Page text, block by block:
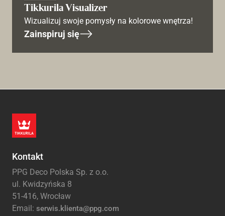
Tikkurila Visualizer
Wizualizuj swoje pomysły na kolorowe wnętrza!
Zainspiruj się
Kontakt
PPG Deco Polska Sp. z o.o.
ul. Kwidzyńska 8
51-416, Wrocław
Email: serwis.klienta@ppg.com